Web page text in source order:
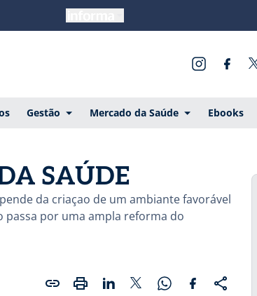
Gestão Mercado da Saúde Ebooks
SAÚDE
da criaçao de um ambiante favorável
passa por uma ampla reforma do